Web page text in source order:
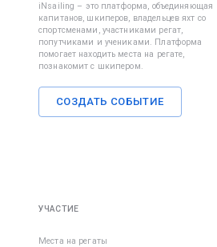
iNsailing – это платформа, объединяющая
капитанов, шкиперов, владельцев яхт со
спортсменами, участниками регат,
попутчиками и учениками. Платформа
помогает находить места на регате,
познакомит с шкипером.
СОЗДАТЬ СОБЫТИЕ
УЧАСТИЕ
Места на регаты